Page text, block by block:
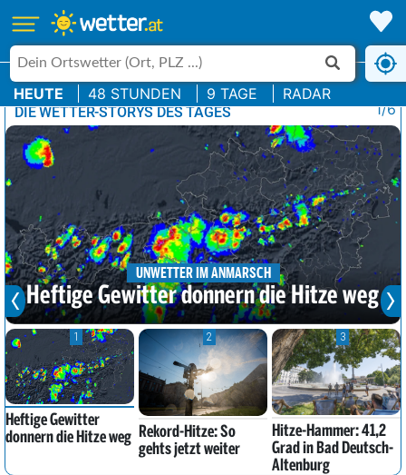
HEUTE 48 STUNDEN 9 TAGE RADAR
DIE WETTER-STORYS DES TAGES
UNWETTER IM ANMARSCH
Heftige Gewitter donnern die Hitze weg
1
Heftige Gewitter
donnern die Hitze weg
2
Rekord-Hitze: So
gehts jetzt weiter
3
Hitze-Hammer: 41,2
Grad in Bad Deutsch-
Altenburg
1/6